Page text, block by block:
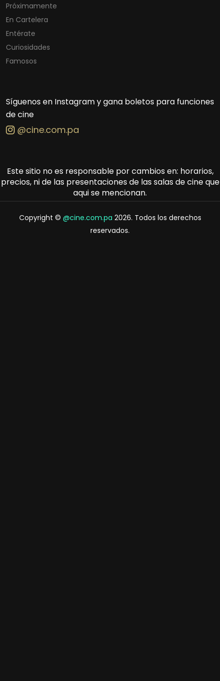
Próximamente
En Cartelera
Entérate
Curiosidades
Famosos
Síguenos en Instagram y gana boletos para funciones
de cine
@cine.com.pa
Este sitio no es responsable por cambios en: horarios,
precios, ni de las presentaciones de las salas de cine que
aqui se mencionan.
Copyright © @cine.com.pa 2026. Todos los derechos
reservados.